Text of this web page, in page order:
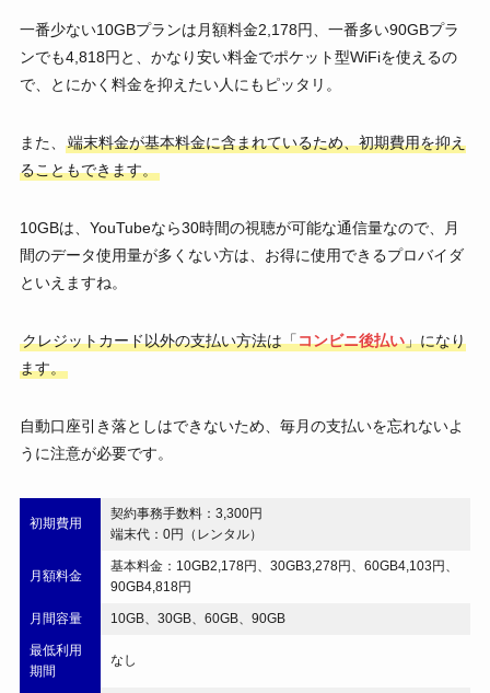
一番少ない10GBプランは月額料金2,178円、一番多い90GBプラ
ンでも4,818円と、かなり安い料金でポケット型WiFiを使えるの
で、とにかく料金を抑えたい人にもピッタリ。
また、
端末料金が基本料金に含まれているため、初期費用を抑え
ることもできます。
10GBは、YouTubeなら30時間の視聴が可能な通信量なので、月
間のデータ使用量が多くない方は、お得に使用できるプロバイダ
といえますね。
クレジットカード以外の支払い方法は「コンビニ後払い」になり
ます。
自動口座引き落としはできないため、毎月の支払いを忘れないよ
うに注意が必要です。
初期費用
契約事務手数料：3,300円
端末代：0円（レンタル）
月額料金
基本料金：10GB2,178円、30GB3,278円、60GB4,103円、
90GB4,818円
月間容量 10GB、30GB、60GB、90GB
最低利用
期間
なし